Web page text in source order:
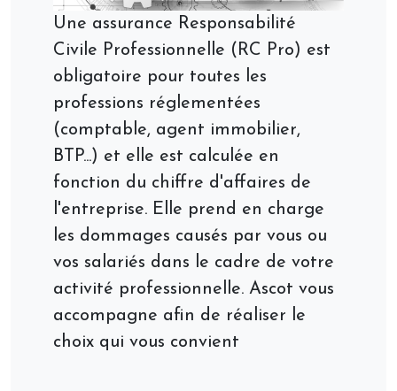
Une assurance Responsabilité
Civile Professionnelle (RC Pro) est
obligatoire pour toutes les
professions réglementées
(comptable, agent immobilier,
BTP...) et elle est calculée en
fonction du chiffre d'affaires de
l'entreprise. Elle prend en charge
les dommages causés par vous ou
vos salariés dans le cadre de votre
activité professionnelle. Ascot vous
accompagne afin de réaliser le
choix qui vous convient